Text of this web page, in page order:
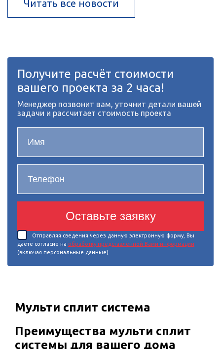
Читать все новости
Получите расчёт стоимости
вашего проекта за 2 часа!
Менеджер позвонит вам, уточнит детали вашей
задачи и рассчитает стоимость проекта
Оставьте заявку
Отправляя сведения через данную электронную форму, Вы
даете согласие на обработку представленной Вами информации
(включая персональные данные).
Мульти сплит система
Преимущества мульти сплит
системы для вашего дома